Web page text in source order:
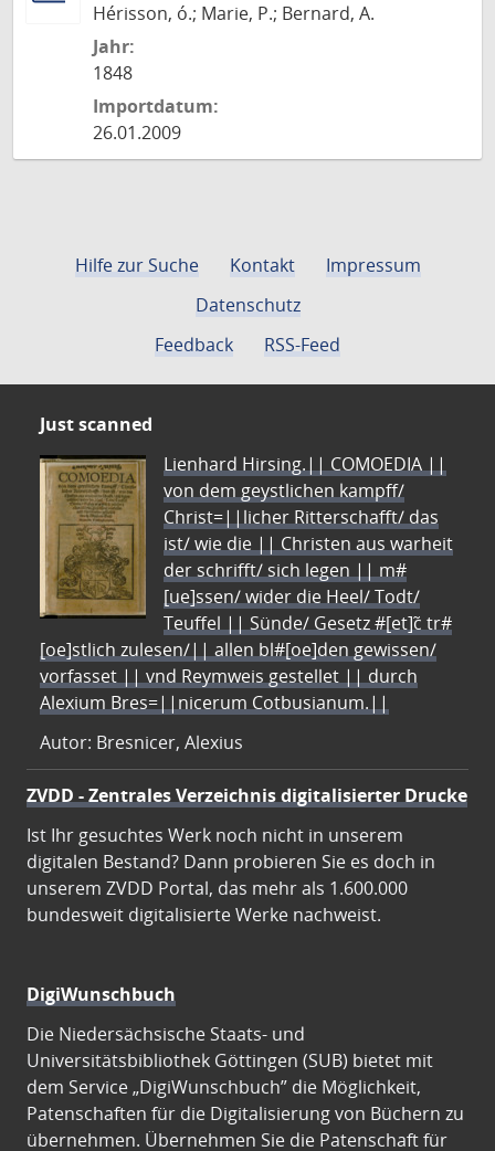
Hérisson, ó.; Marie, P.; Bernard, A.
Jahr:
1848
Importdatum:
26.01.2009
Hilfe zur Suche Kontakt
Impressum
Datenschutz
Feedback
RSS-Feed
Just scanned
Lienhard Hirsing.|| COMOEDIA ||
von dem geystlichen kampff/
Christ=||licher Ritterschafft/ das
ist/ wie die || Christen aus warheit
der schrifft/ sich legen || m#
[ue]ssen/ wider die Heel/ Todt/
Teuffel || Sünde/ Gesetz #[et]c̃ tr#
[oe]stlich zulesen/|| allen bl#[oe]den gewissen/
vorfasset || vnd Reymweis gestellet || durch
Alexium Bres=||nicerum Cotbusianum.||
Autor: Bresnicer, Alexius
ZVDD - Zentrales Verzeichnis digitalisierter Drucke
Ist Ihr gesuchtes Werk noch nicht in unserem
digitalen Bestand? Dann probieren Sie es doch in
unserem ZVDD Portal, das mehr als 1.600.000
bundesweit digitalisierte Werke nachweist.
DigiWunschbuch
Die Niedersächsische Staats- und
Universitätsbibliothek Göttingen (SUB) bietet mit
dem Service „DigiWunschbuch” die Möglichkeit,
Patenschaften für die Digitalisierung von Büchern zu
übernehmen. Übernehmen Sie die Patenschaft für